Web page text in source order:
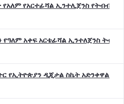
የአርተፊሻል ኢንተሊጀንስ የትብብር
የዓለም አቀፍ አርቴፊሻል ኢንተለጀንስ
የኢትዮጵያን ዲጂታል ስኬት አድንቀዋል